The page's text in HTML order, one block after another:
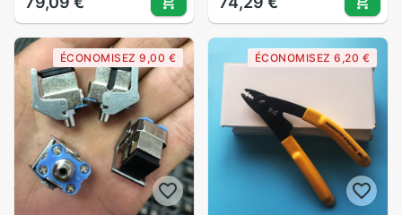
de défaut visuel
réseau câble Test
testeur de fibres
optiques 5km 15km
VFL OPM
compteur d'énergie
optique-50 à
20dBm/-70 à 3dBm
Clamshell FTTH
outil haute
précision
ÉCONOMISEZ 9,00 € ÉCONOMISEZ 6,20 €